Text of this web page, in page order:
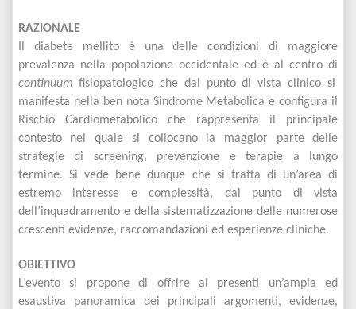
RAZIONALE
Il diabete mellito è una delle condizioni di maggiore
prevalenza nella popolazione occidentale ed è al centro di
continuum fisiopatologico che dal punto di vista clinico si
manifesta nella ben nota Sindrome Metabolica e configura il
Rischio Cardiometabolico che rappresenta il principale
contesto nel quale si collocano la maggior parte delle
strategie di screening, prevenzione e terapie a lungo
termine. Si vede bene dunque che si tratta di un’area di
estremo interesse e complessità, dal punto di vista
dell’inquadramento e della sistematizzazione delle numerose
crescenti evidenze, raccomandazioni ed esperienze cliniche.
OBIETTIVO
L’evento si propone di offrire ai presenti un’ampia ed
esaustiva panoramica dei principali argomenti, evidenze,